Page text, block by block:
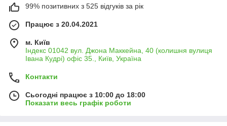
99% позитивних з 525 відгуків за рік
Працює з 20.04.2021
м. Київ
Індекс 01042 вул. Джона Маккейна, 40 (колишня вулиця
Івана Кудрі) офіс 35., Київ, Україна
Контакти
Сьогодні працює з 10:00 до 18:00
Показати весь графік роботи